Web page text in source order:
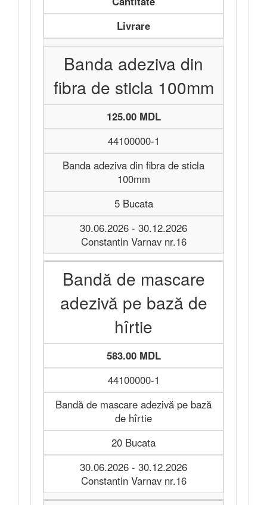
Livrare
Banda adeziva din
fibra de sticla 100mm
125.00 MDL
44100000-1
Banda adeziva din fibra de sticla
100mm
5 Bucata
30.06.2026 - 30.12.2026
Constantin Varnav nr.16
Bandă de mascare
adezivă pe bază de
hîrtie
583.00 MDL
44100000-1
Bandă de mascare adezivă pe bază
de hîrtie
20 Bucata
30.06.2026 - 30.12.2026
Constantin Varnav nr.16